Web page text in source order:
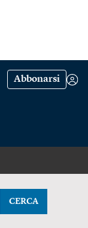
Abbonarsi
CERCA